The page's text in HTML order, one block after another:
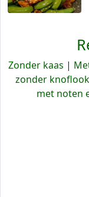
Zonder kaas |
zonder knoflook
met noten